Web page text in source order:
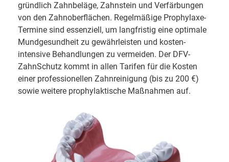
gründlich Zahn­beläge, Zahn­stein und Ver­fär­bun­gen
von den Zahn­ober­flächen. Regel­mäßige Prophylaxe-
Termine sind essenziell, um lang­fris­tig eine optimale
Mund­ge­sund­heit zu gewähr­leisten und kosten­
intensive Be­han­dlun­gen zu vermeiden. Der DFV-
ZahnSchutz kommt in allen Tarifen für die Kosten
einer professionellen Zahn­reinigung (bis zu 200 €)
sowie weitere pro­phylaktische Maßnahmen auf.